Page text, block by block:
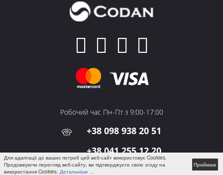
Робочий час Пн-Пт з 9:00-17:00
+38 098 938 20 51
+38 041 255 12 20
м. Житомир,проспект
Для адаптації до ваших потреб цей веб-сайт використовує Cookies.
Продовжуючи перегляд веб-сайту, ви підтверджуєте свою згоду на
використання Cookies. Детальніше ...
Приймаю